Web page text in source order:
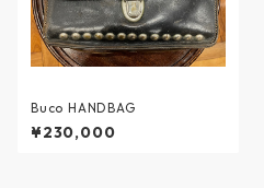
Buco HANDBAG
¥230,000